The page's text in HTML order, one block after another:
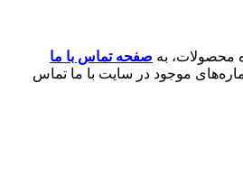
محصولات، به صفحه تماس با ما
موجود در سایت با ما تماس